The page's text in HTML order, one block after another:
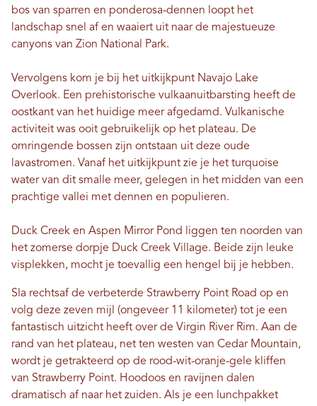
bos van sparren en ponderosa-dennen loopt het
landschap snel af en waaiert uit naar de majestueuze
canyons van Zion National Park.
Vervolgens kom je bij het uitkijkpunt Navajo Lake
Overlook. Een prehistorische vulkaanuitbarsting heeft de
oostkant van het huidige meer afgedamd. Vulkanische
activiteit was ooit gebruikelijk op het plateau. De
omringende bossen zijn ontstaan ​​uit deze oude
lavastromen. Vanaf het uitkijkpunt zie je het turquoise
water van dit smalle meer, gelegen in het midden van een
prachtige vallei met dennen en populieren.
Duck Creek en Aspen Mirror Pond liggen ten noorden van
het zomerse dorpje Duck Creek Village. Beide zijn leuke
visplekken, mocht je toevallig een hengel bij je hebben.
Sla rechtsaf de verbeterde Strawberry Point Road op en
volg deze zeven mijl (ongeveer 11 kilometer) tot je een
fantastisch uitzicht heeft over de Virgin River Rim. Aan de
rand van het plateau, net ten westen van Cedar Mountain,
wordt je getrakteerd op de rood-wit-oranje-gele kliffen
van Strawberry Point. Hoodoos en ravijnen dalen
dramatisch af naar het zuiden. Als je een lunchpakket